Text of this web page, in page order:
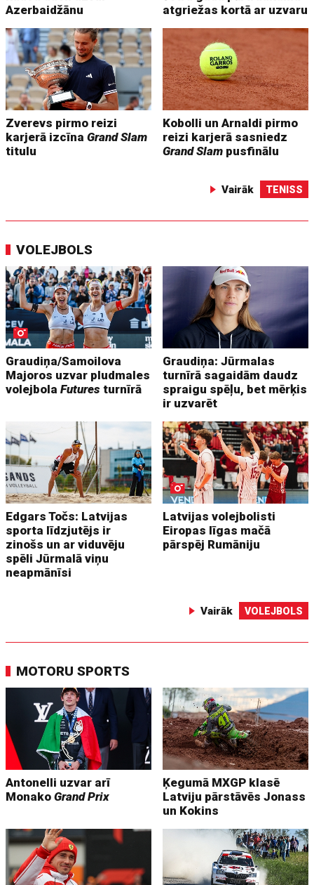
Azerbaidžānu
atgriežas kortā ar uzvaru
Zverevs pirmo reizi
karjerā izcīnaGrand Slam
titulu
Kobolli un Arnaldi pirmo
reizi karjerā sasniedz
Grand Slam pusfinālu
Vairāk TENISS
VOLEJBOLS
Graudiņa/Samoilova
Majoros uzvar pludmales
volejbolaFutures turnīrā
Graudiņa: Jūrmalas
turnīrā sagaidām daudz
spraigu spēļu, bet mērķis
ir uzvarēt
Edgars Točs: Latvijas
sporta līdzjutējs ir
zinošs un ar viduvēju
spēli Jūrmalā viņu
neapmānīsi
Latvijas volejbolisti
Eiropas līgas mačā
pārspēj Rumāniju
Vairāk VOLEJBOLS
MOTORU SPORTS
Antonelli uzvar arī
MonakoGrand Prix
Ķegumā MXGP klasē
Latviju pārstāvēs Jonass
un Kokins